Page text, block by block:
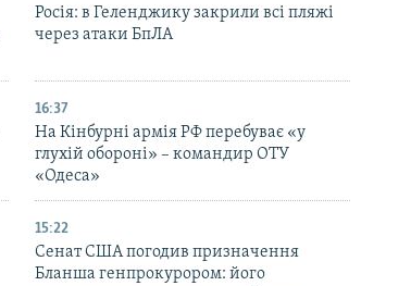
Росія: в Геленджику закрили всі пляжі
через атаки БпЛА
16:37
На Кінбурні армія РФ перебуває «у
глухій обороні» – командир ОТУ
«Одеса»
15:22
Сенат США погодив призначення
Бланша генпрокурором: його